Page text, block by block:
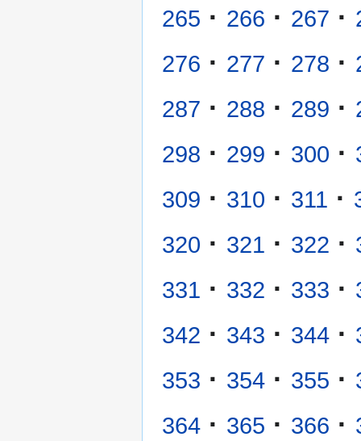
265 · 266 · 267 ·
276 · 277 · 278 ·
287 · 288 · 289 ·
298 · 299 · 300 ·
309 · 310 · 311 ·
320 · 321 · 322 ·
331 · 332 · 333 ·
342 · 343 · 344 ·
353 · 354 · 355 ·
364 · 365 · 366 ·